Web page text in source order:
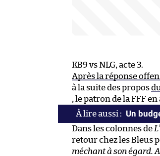
KB9 vs NLG, acte 3.
Après la réponse
à la suite des propos
, le patron de la FFF
Un
Dans les colonnes de
retour chez les Bleus
méchant à son égard.